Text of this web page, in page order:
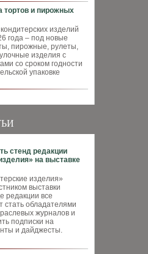
тортов и пирожных
изделий
года – под новые
пирожные, рулеты,
изделия с
со сроком годности
упаковке
стенд редакции
на выставке
изделия»
выставки
редакции все
стать обладателями
журналов и
подписки на
и дайджесты.